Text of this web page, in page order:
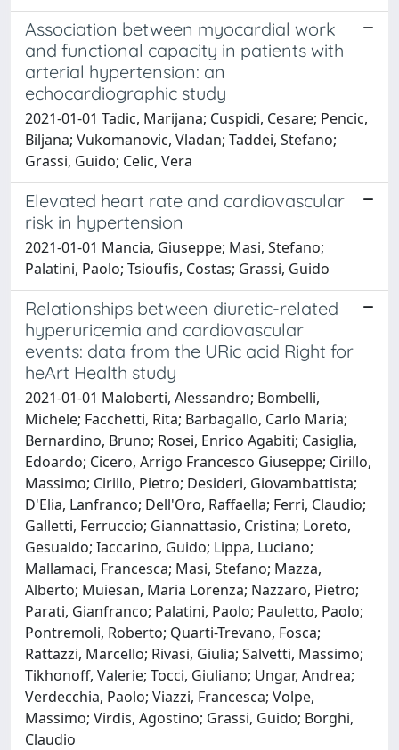
Association between myocardial work
and functional capacity in patients with
arterial hypertension: an
echocardiographic study
2021-01-01 Tadic, Marijana; Cuspidi, Cesare; Pencic,
Biljana; Vukomanovic, Vladan; Taddei, Stefano;
Grassi, Guido; Celic, Vera
Elevated heart rate and cardiovascular
risk in hypertension
2021-01-01 Mancia, Giuseppe; Masi, Stefano;
Palatini, Paolo; Tsioufis, Costas; Grassi, Guido
Relationships between diuretic-related
hyperuricemia and cardiovascular
events: data from the URic acid Right for
heArt Health study
2021-01-01 Maloberti, Alessandro; Bombelli,
Michele; Facchetti, Rita; Barbagallo, Carlo Maria;
Bernardino, Bruno; Rosei, Enrico Agabiti; Casiglia,
Edoardo; Cicero, Arrigo Francesco Giuseppe; Cirillo,
Massimo; Cirillo, Pietro; Desideri, Giovambattista;
D'Elia, Lanfranco; Dell'Oro, Raffaella; Ferri, Claudio;
Galletti, Ferruccio; Giannattasio, Cristina; Loreto,
Gesualdo; Iaccarino, Guido; Lippa, Luciano;
Mallamaci, Francesca; Masi, Stefano; Mazza,
Alberto; Muiesan, Maria Lorenza; Nazzaro, Pietro;
Parati, Gianfranco; Palatini, Paolo; Pauletto, Paolo;
Pontremoli, Roberto; Quarti-Trevano, Fosca;
Rattazzi, Marcello; Rivasi, Giulia; Salvetti, Massimo;
Tikhonoff, Valerie; Tocci, Giuliano; Ungar, Andrea;
Verdecchia, Paolo; Viazzi, Francesca; Volpe,
Massimo; Virdis, Agostino; Grassi, Guido; Borghi,
Claudio